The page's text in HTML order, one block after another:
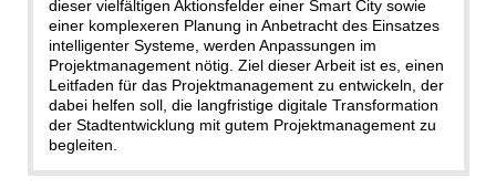
dieser vielfältigen Aktionsfelder einer Smart City sowie
einer komplexeren Planung in Anbetracht des Einsatzes
intelligenter Systeme, werden Anpassungen im
Projektmanagement nötig. Ziel dieser Arbeit ist es, einen
Leitfaden für das Projektmanagement zu entwickeln, der
dabei helfen soll, die langfristige digitale Transformation
der Stadtentwicklung mit gutem Projektmanagement zu
begleiten.